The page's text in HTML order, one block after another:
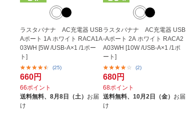
ラスタバナナ AC充電器 USB
Aポート 1A ホワイト RACA1A
03WH [5W /USB-A×1 /1ポー
ト]
(25)
660円
66ポイント
送料無料、 8月8日（土） お届
け
ラスタバナナ AC充電器 USB
-Aポート 2A ホワイト RACA2
A03WH [10W /USB-A×1 /1ポ
ート]
(2)
680円
68ポイント
送料無料、10月2日（金） お届
け